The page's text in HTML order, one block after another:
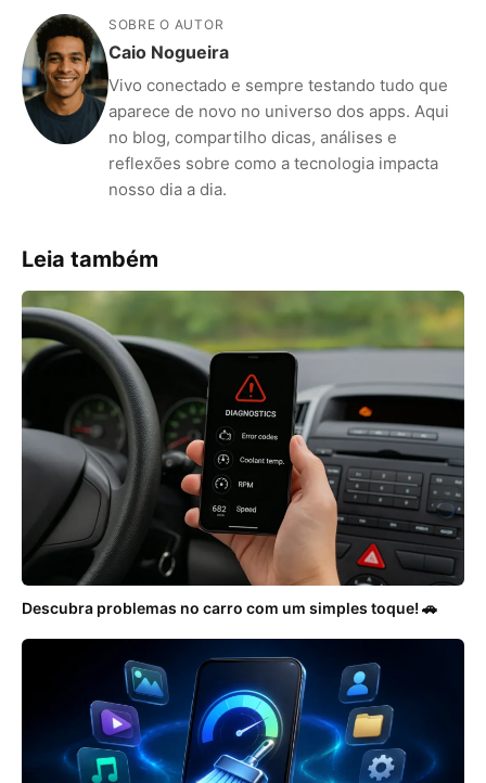
SOBRE O AUTOR
Caio Nogueira
Vivo conectado e sempre testando tudo que
aparece de novo no universo dos apps. Aqui
no blog, compartilho dicas, análises e
reflexões sobre como a tecnologia impacta
nosso dia a dia.
Leia também
Descubra problemas no carro com um simples toque! 🚗